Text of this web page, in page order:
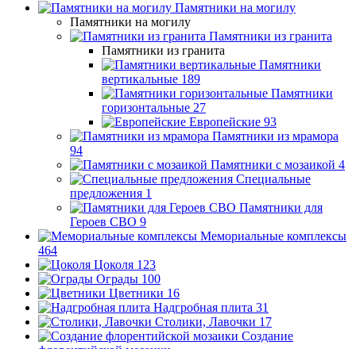
Памятники на могилу
Памятники на могилу
Памятники из гранита
Памятники из гранита
Памятники
вертикальные 189
Памятники
горизонтальные 27
Европейские 93
Памятники из мрамора
94
Памятники с мозаикой 4
Специальные
предложения 1
Памятники для
Героев СВО 9
Мемориальные комплексы
464
Цоколя 123
Ограды 100
Цветники 16
Надгробная плита 31
Столики, Лавочки 17
Создание